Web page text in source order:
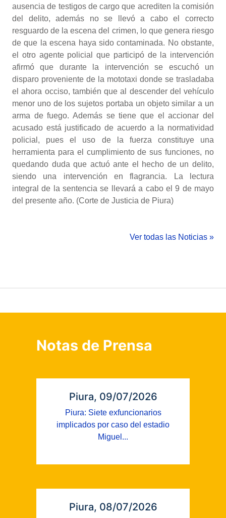
ausencia de testigos de cargo que acrediten la comisión
del delito, además no se llevó a cabo el correcto
resguardo de la escena del crimen, lo que genera riesgo
de que la escena haya sido contaminada. No obstante,
el otro agente policial que participó de la intervención
afirmó que durante la intervención se escuchó un
disparo proveniente de la mototaxi donde se trasladaba
el ahora occiso, también que al descender del vehículo
menor uno de los sujetos portaba un objeto similar a un
arma de fuego. Además se tiene que el accionar del
acusado está justificado de acuerdo a la normatividad
policial, pues el uso de la fuerza constituye una
herramienta para el cumplimiento de sus funciones, no
quedando duda que actuó ante el hecho de un delito,
siendo una intervención en flagrancia. La lectura
integral de la sentencia se llevará a cabo el 9 de mayo
del presente año. (Corte de Justicia de Piura)
Ver todas las Noticias »
Notas de Prensa
Piura, 09/07/2026
Piura: Siete exfuncionarios
implicados por caso del estadio
Miguel...
Piura, 08/07/2026